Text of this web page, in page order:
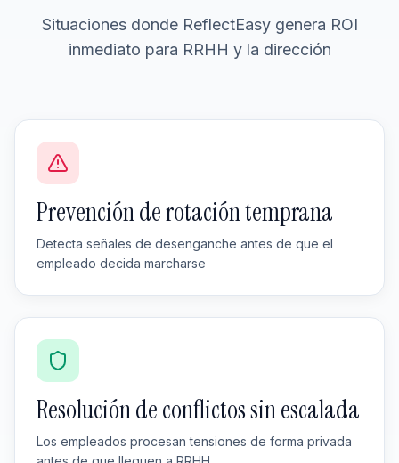
Situaciones donde ReflectEasy genera ROI
inmediato para RRHH y la dirección
Prevención de rotación temprana
Detecta señales de desenganche antes de que el
empleado decida marcharse
Resolución de conflictos sin escalada
Los empleados procesan tensiones de forma privada